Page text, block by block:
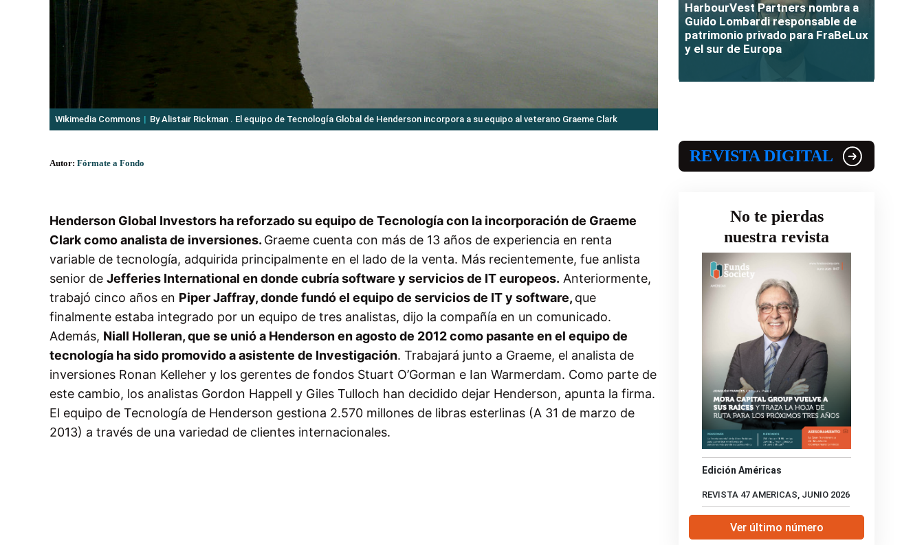
Wikimedia Commons By Alistair Rickman . El equipo de Tecnología Global de Henderson incorpora a su equipo al veterano Graeme Clark
Autor: Fórmate a Fondo
Henderson Global Investors ha reforzado su equipo de Tecnologíacon la incorporación de Graeme
Clarkcomoanalista de inversiones. Graeme cuenta con más de 13 años de experiencia en renta
variable de tecnología, adquirida principalmente en el lado de la venta. Más recientemente, fue anlista
senior de Jefferies International en donde cubríasoftware y servicios de IT europeos. Anteriormente,
trabajó cinco años en PiperJaffray,donde fundóel equipo de servicios de IT y software, que
finalmente estaba integrado por un equipo de tres analistas, dijo la compañía en un comunicado.
Además, Niall Holleran,que se unió a Hendersonen agosto de 2012como pasante en el equipo de
tecnología hasido promovido aasistente de Investigación. Trabajará junto a Graeme, el analista de
inversiones Ronan Kelleher y los gerentes de fondos Stuart O’Gorman e Ian Warmerdam. Como parte de
este cambio, los analistas Gordon Happell y Giles Tulloch han decidido dejar Henderson, apunta la firma.
El equipo de Tecnología de Henderson gestiona 2.570 millones de libras esterlinas (A 31 de marzo de
2013) a través de una variedad de clientes internacionales.
HarbourVest Partners nombra a
Guido Lombardi responsable de
patrimonio privado para FraBeLux
y el sur de Europa
REVISTA DIGITAL
No te pierdas
nuestra revista
Edición Américas
REVISTA 47 AMERICAS, JUNIO 2026
Ver último número